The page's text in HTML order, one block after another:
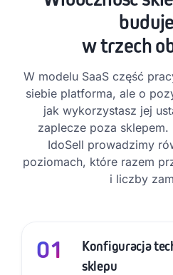
w trzech
W modelu SaaS część
siebie platforma, ale o
jak wykorzystasz jej
zaplecze poza
IdoSell prowadzimy
poziomach, które razem
i liczby
01
Konfiguracja
sklepu